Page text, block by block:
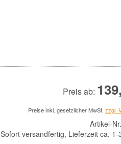
Preis ab:
Preise inkl. gesetzlicher MwSt. zzgl.
Artikel-
Sofort versandfertig, Lieferzeit ca. 1-